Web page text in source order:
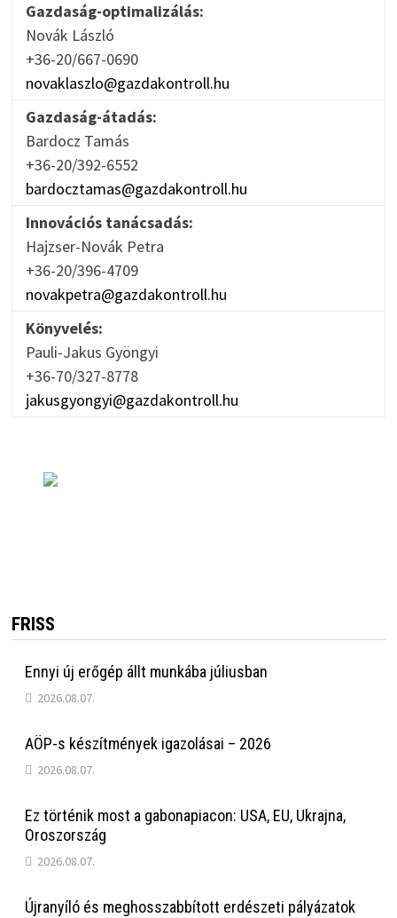
Gazdaság-optimalizálás:
Novák László
+36-20/667-0690
novaklaszlo@gazdakontroll.hu
Gazdaság-átadás:
Bardocz Tamás
+36-20/392-6552
bardocztamas@gazdakontroll.hu
Innovációs tanácsadás:
Hajzser-Novák Petra
+36-20/396-4709
novakpetra@gazdakontroll.hu
Könyvelés:
Pauli-Jakus Gyöngyi
+36-70/327-8778
jakusgyongyi@gazdakontroll.hu
FRISS
Ennyi új erőgép állt munkába júliusban
2026.08.07.
AÖP-s készítmények igazolásai – 2026
2026.08.07.
Ez történik most a gabonapiacon: USA, EU, Ukrajna,
Oroszország
2026.08.07.
Újranyíló és meghosszabbított erdészeti pályázatok